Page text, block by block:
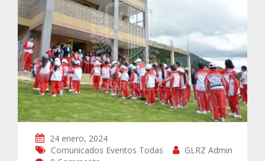
24 enero, 2024
Comunicados Eventos Todas
GLRZ Admin